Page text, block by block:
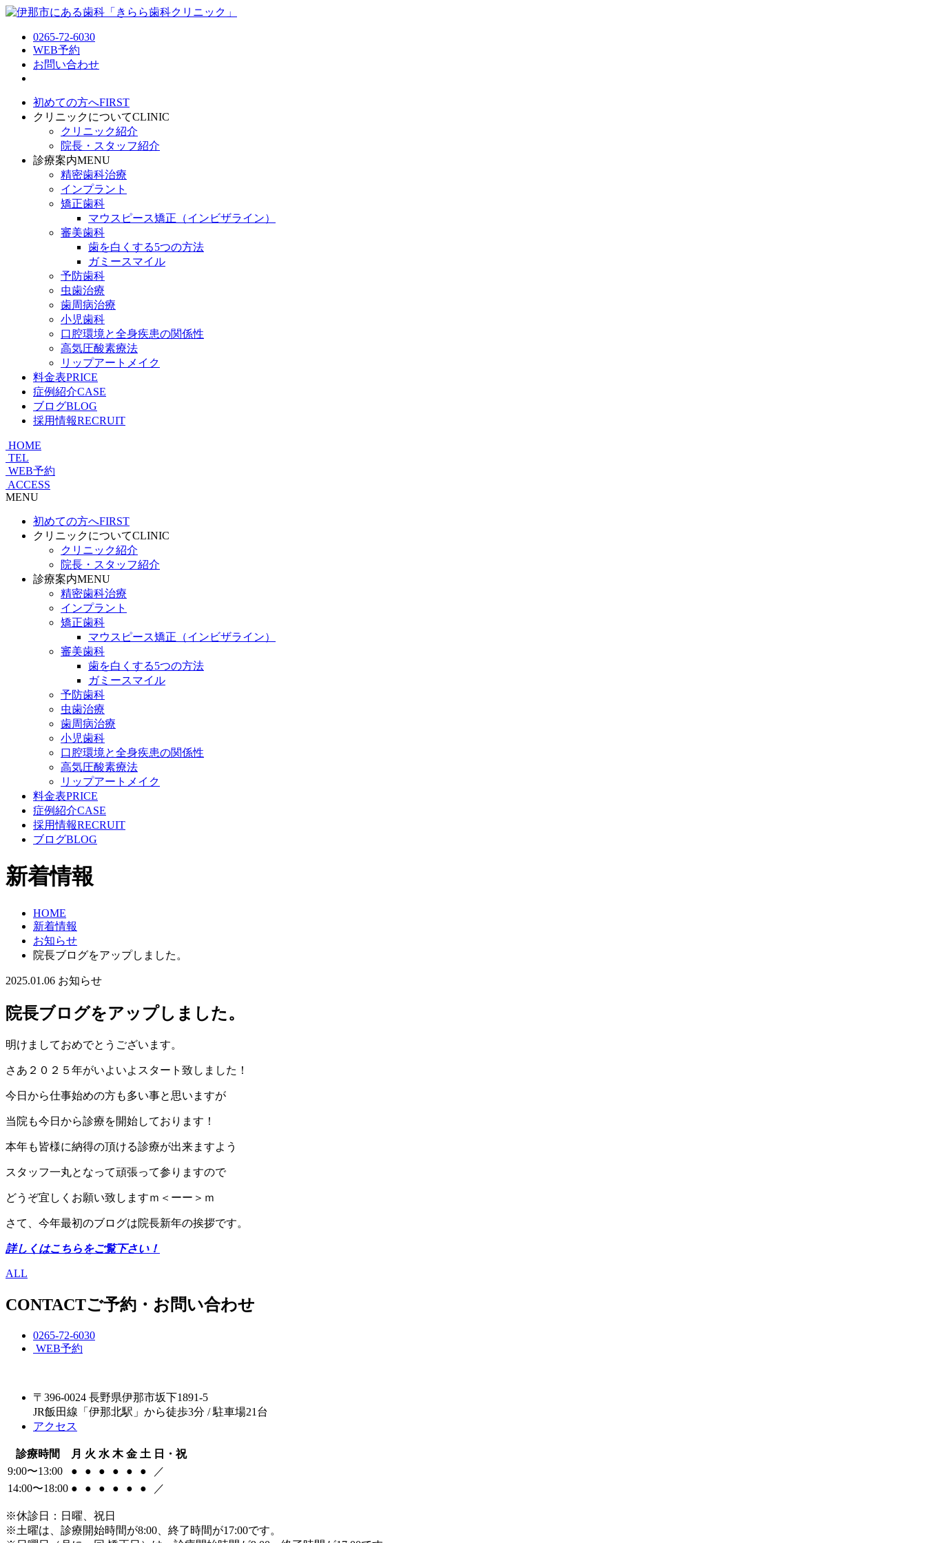
0265-72-6030
WEB予約
お問い合わせ
初めての方へFIRST
クリニックについてCLINIC
クリニック紹介
院長・スタッフ紹介
診療案内MENU
精密歯科治療
インプラント
矯正歯科
マウスピース矯正（インビザライン）
審美歯科
歯を白くする5つの方法
ガミースマイル
予防歯科
虫歯治療
歯周病治療
小児歯科
口腔環境と全身疾患の関係性
高気圧酸素療法
リップアートメイク
料金表PRICE
症例紹介CASE
ブログBLOG
採用情報RECRUIT
HOME
TEL
WEB予約
ACCESS
MENU
初めての方へFIRST
クリニックについてCLINIC
クリニック紹介
院長・スタッフ紹介
診療案内MENU
精密歯科治療
インプラント
矯正歯科
マウスピース矯正（インビザライン）
審美歯科
歯を白くする5つの方法
ガミースマイル
予防歯科
虫歯治療
歯周病治療
小児歯科
口腔環境と全身疾患の関係性
高気圧酸素療法
リップアートメイク
料金表PRICE
症例紹介CASE
採用情報RECRUIT
ブログBLOG
新着情報
HOME
新着情報
お知らせ
院長ブログをアップしました。
2025.01.06 お知らせ
院長ブログをアップしました。
明けましておめでとうございます。
さあ２０２５年がいよいよスタート致しました！
今日から仕事始めの方も多い事と思いますが
当院も今日から診療を開始しております！
本年も皆様に納得の頂ける診療が出来ますよう
スタッフ一丸となって頑張って参りますので
どうぞ宜しくお願い致しますｍ＜ーー＞ｍ
さて、今年最初のブログは院長新年の挨拶です。
詳しくはこちらをご覧下さい！
ALL
CONTACTご予約・お問い合わせ
0265-72-6030
WEB予約
〒396-0024 長野県伊那市坂下1891-5
JR飯田線「伊那北駅」から徒歩3分 / 駐車場21台
アクセス
診療時間 月 火 水 木 金 土 日・祝
9:00〜13:00
● ● ● ● ● ●
／
14:00〜18:00 ● ● ● ● ● ● ／
※休診日：日曜、祝日
※土曜は、診療開始時間が8:00、終了時間が17:00です。